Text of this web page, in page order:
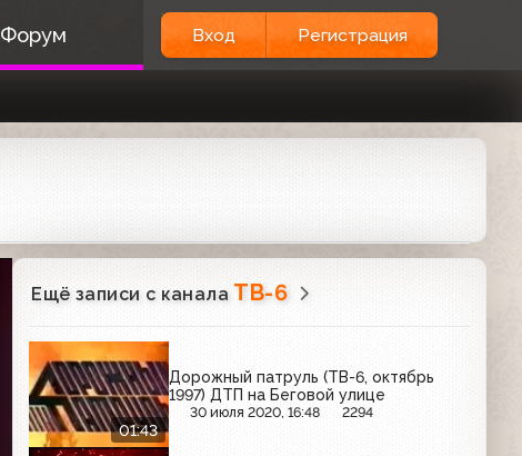
Форум Вход Регистрация
Ещё записи с канала ТВ-6
01:43
Дорожный патруль (ТВ-6, октябрь
1997) ДТП на Беговой улице
30 июля 2020, 16:48 2294